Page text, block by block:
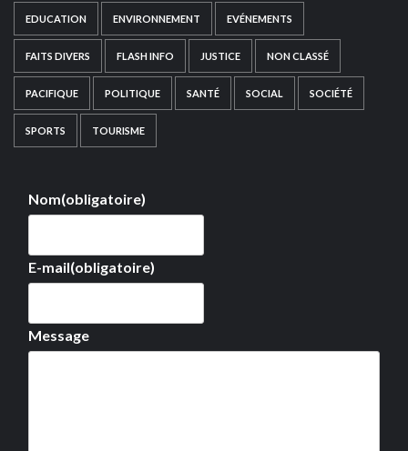
EDUCATION ENVIRONNEMENT EVÉNEMENTS
FAITS DIVERS FLASH INFO JUSTICE NON CLASSÉ
PACIFIQUE POLITIQUE SANTÉ SOCIAL SOCIÉTÉ
SPORTS TOURISME
Nom(obligatoire)
E-mail(obligatoire)
Message